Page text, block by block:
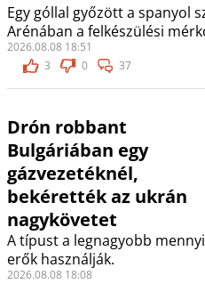
Egy góllal győzött a spanyol
Arénában a felkészülési
2026.08.08 18:51
3
0 37
Drón robbant
Bulgáriában egy
gázvezetéknél,
bekérették az ukrán
nagykövetet
A típust a legnagyobb
erők használják.
2026.08.08 18:08